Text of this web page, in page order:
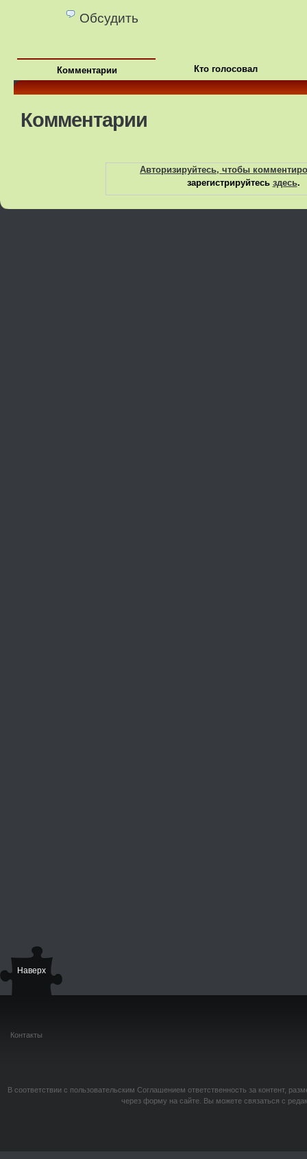
Обсудить
Комментарии Кто голосовал
Комментарии
Авторизируйтесь, чтобы
зарегистрируйтесь здесь.
Наверх
Контакты
В соответствии с пользовательским Соглашением ответственность за контент,
через форму на сайте. Вы можете связаться с